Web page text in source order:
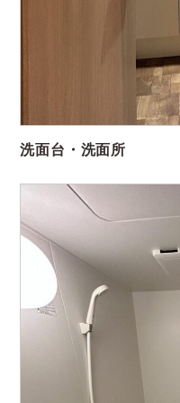
洗面台・洗面所